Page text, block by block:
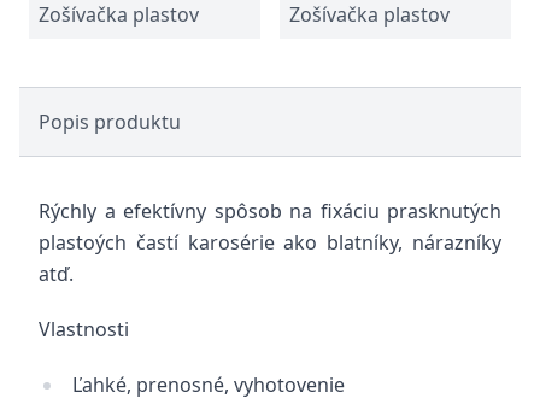
Zošívačka plastov Zošívačka plastov
Popis produktu
Rýchly a efektívny spôsob na fixáciu prasknutých
plastoých častí karosérie ako blatníky, nárazníky
atď.
Vlastnosti
Ľahké, prenosné, vyhotovenie